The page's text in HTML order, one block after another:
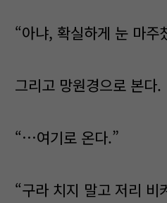
“아냐, 확실하게 눈 마주
그리고 망원경으로 본다.
“…여기로 온다.”
“구라 치지 말고 저리 비